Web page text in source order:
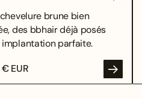
brune bien
des bbhair déjà posés
implantation parfaite.
EUR